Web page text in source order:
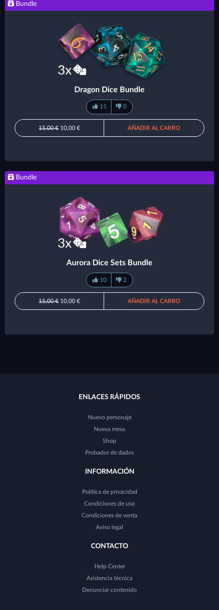
Bundle
Dragon Dice Bundle
15 0
15,00 € 10,00 € AÑADIR AL CARRO
Bundle
Aurora Dice Sets Bundle
10 2
15,00 € 10,00 € AÑADIR AL CARRO
ENLACES RÁPIDOS
Nuevo personaje
Nueva mesa
Shop
Probador de dados
INFORMACIÓN
Política de privacidad
Condiciones de uso
Condiciones de venta
Aviso legal
CONTACTO
Help Center
Asistencia técnica
Denunciar contenido